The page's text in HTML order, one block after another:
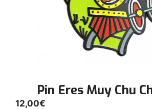
Pin Eres Muy Chu
12,00€